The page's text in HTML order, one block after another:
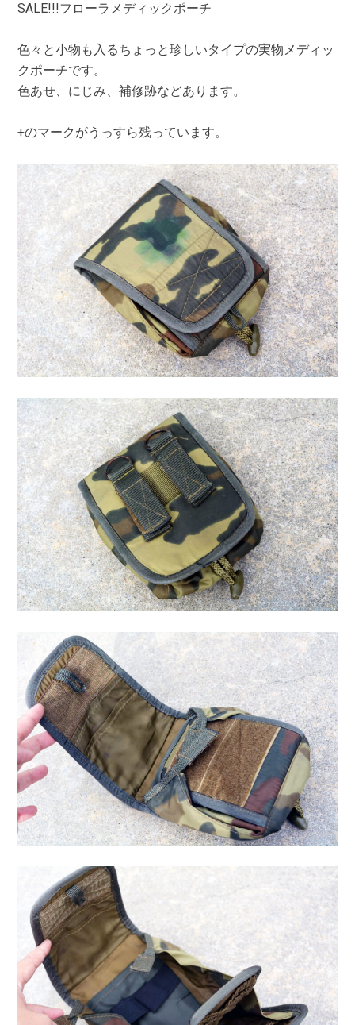
SALE!!!フローラメディックポーチ
色々と小物も入るちょっと珍しいタイプの実物メディッ
クポーチです。
色あせ、にじみ、補修跡などあります。
+のマークがうっすら残っています。